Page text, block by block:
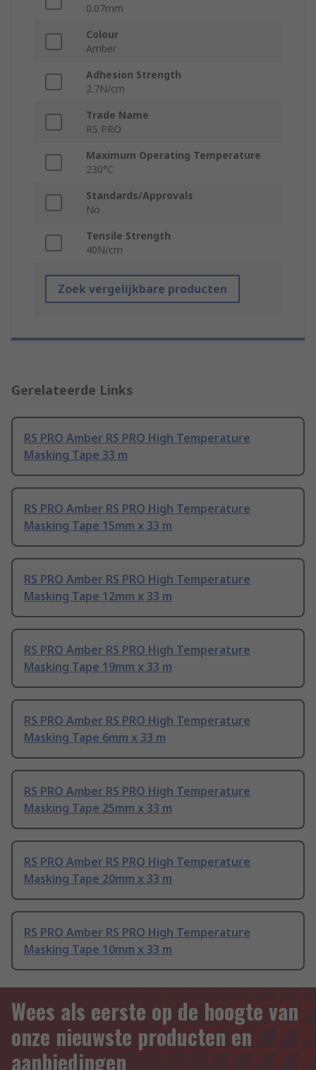
0.07mm
Colour
Amber
Adhesion Strength
2.7N/cm
Trade Name
RS PRO
Maximum Operating Temperature
230°C
Standards/Approvals
No
Tensile Strength
40N/cm
Zoek vergelijkbare producten
Gerelateerde Links
RS PRO Amber RS PRO High Temperature
Masking Tape 33 m
RS PRO Amber RS PRO High Temperature
Masking Tape 15mm x 33 m
RS PRO Amber RS PRO High Temperature
Masking Tape 12mm x 33 m
RS PRO Amber RS PRO High Temperature
Masking Tape 19mm x 33 m
RS PRO Amber RS PRO High Temperature
Masking Tape 6mm x 33 m
RS PRO Amber RS PRO High Temperature
Masking Tape 25mm x 33 m
RS PRO Amber RS PRO High Temperature
Masking Tape 20mm x 33 m
RS PRO Amber RS PRO High Temperature
Masking Tape 10mm x 33 m
Wees als eerste op de hoogte van
onze nieuwste producten en
aanbiedingen